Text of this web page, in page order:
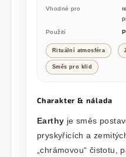
Vhodné pro
Použití
Rituální atmosféra
Směs pro klid
Charakter & nálada
Earthy je směs
pryskyřicích a
„chrámovou“ čistotu,